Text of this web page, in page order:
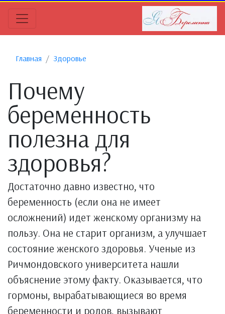
Главная Здоровье
Почему
беременность
полезна для
здоровья?
Достаточно давно известно, что
беременность (если она не имеет
осложнений) идет женскому организму на
пользу. Она не старит организм, а улучшает
состояние женского здоровья. Ученые из
Ричмондовского университета нашли
объяснение этому факту. Оказывается, что
гормоны, вырабатывающиеся во время
беременности и родов, вызывают